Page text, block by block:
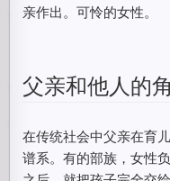
亲作出。可怜的女性。
父亲和他人的
在传统社会中父亲在育
谱系。有的部族，女性